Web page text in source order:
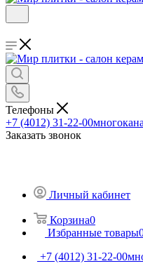
Телефоны
+7 (4012) 31-22-00
Заказать звонок
Личный кабинет
Корзина0
Избранные товары
+7 (4012) 31-22-00